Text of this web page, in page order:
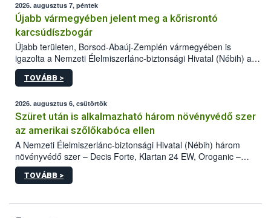
2026. augusztus 7, péntek
Újabb vármegyében jelent meg a kőrisrontó
karcsúdíszbogár
Újabb területen, Borsod-Abaúj-Zemplén vármegyében is
igazolta a Nemzeti Élelmiszerlánc-biztonsági Hivatal (Nébih) a
kőrisrontó karcsúdíszbogár (Agrilus planipennis) jelenlétét. A
kártevőt nem csak színcsapdában találták meg, de már fertőzött
az intenzív felderítést, emellett az intézkedéseket a szlovák
hatósággal is összehangolják a terjedés megállítása érdekében.
TOVÁBB >
2026. augusztus 6, csütörtök
Szüret után is alkalmazható három növényvédő szer
az amerikai szőlőkabóca ellen
A Nemzeti Élelmiszerlánc-biztonsági Hivatal (Nébih) három
növényvédő szer – Decis Forte, Klartan 24 EW, Oroganic –
engedélyokiratát módosította, így azok a szüretet követően,
egészen a vesszőérettség (BBCH 91) stádiumáig
érésű szőlőkben is legyen lehetőség a károsító elleni további
TOVÁBB >